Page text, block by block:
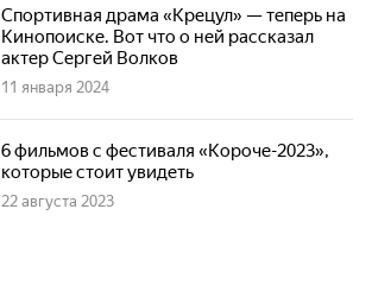
Спортивная драма «Крецул» — теперь на
Кинопоиске. Вот что о ней рассказал
актер Сергей Волков
11 января 2024
6 фильмов с фестиваля «Короче-2023»,
которые стоит увидеть
22 августа 2023